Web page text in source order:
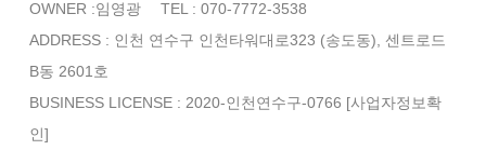
OWNER :임영광
TEL : 070-7772-3538
ADDRESS : 인천 연수구 인천타워대로323 (송도동), 센트로드
B동 2601호
BUSINESS LICENSE : 2020-인천연수구-0766 [사업자정보확
인]